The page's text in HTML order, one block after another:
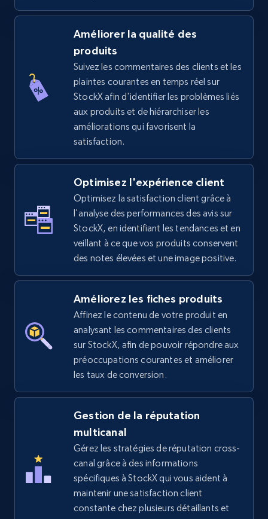
TikTok Shop - Collect TikTok shop products
by keywords search
URL, Title, Available, Description, Currency, Initial
price, Final price, Discount percent, and more.
667+ Commencer
URL, Title, Available, Description, Currency, Initial
price, Final price, Discount percent, and more.
5.4K+ 667+ Commencer
Seller id, URL, Seller name, Description, Detailed
info, Stars, Feedbacks, Return policy, and more.
378+ Commencer
URL, Product id, Title, Seller name, Seller rating,
Seller reviews, Breadcrumbs, Root category, and
more.
359+ Commencer
Améliorer la qualité des
produits
Suivez les commentaires des clients et les
plaintes courantes en temps réel sur
StockX afin d'identifier les problèmes liés
aux produits et de hiérarchiser les
améliorations qui favorisent la
satisfaction.
Optimisez l'expérience client
Optimisez la satisfaction client grâce à
l'analyse des performances des avis sur
StockX, en identifiant les tendances et en
veillant à ce que vos produits conservent
des notes élevées et une image positive.
Améliorez les fiches produits
Affinez le contenu de votre produit en
analysant les commentaires des clients
sur StockX, afin de pouvoir répondre aux
préoccupations courantes et améliorer
les taux de conversion.
Gestion de la réputation
multicanal
Gérez les stratégies de réputation cross-
canal grâce à des informations
spécifiques à StockX qui vous aident à
maintenir une satisfaction client
constante chez plusieurs détaillants et